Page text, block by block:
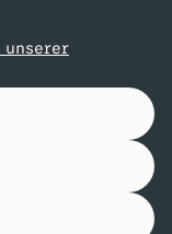
unserer
Filtern